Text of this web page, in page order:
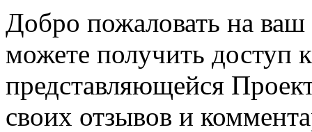
Добро пожаловать на
можете получить доступ
представляющейся
своих отзывов и